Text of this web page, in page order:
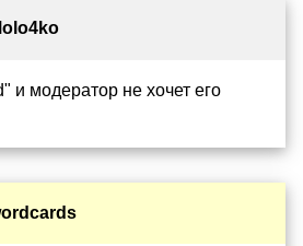
и модератор не хочет его